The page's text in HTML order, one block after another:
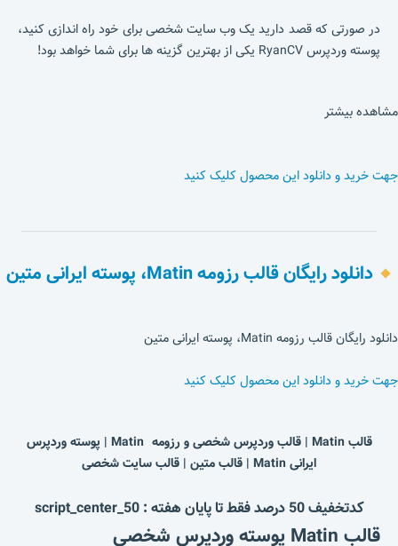
در صورتی که قصد دارید یک وب سایت شخصی برای خود راه اندازی کنید،
پوسته وردپرس RyanCV یکی از بهترین گزینه ها برای شما خواهد بود!
مشاهده بیشتر
جهت خرید و دانلود این محصول کلیک کنید
دانلود رایگان قالب رزومه Matin، پوسته ایرانی متین
دانلود رایگان قالب رزومه Matin، پوسته ایرانی متین
جهت خرید و دانلود این محصول کلیک کنید
قالب Matin | قالب وردپرس شخصی و رزومه Matin | پوسته وردپرس
ایرانی Matin | قالب متین | قالب سایت شخصی
کدتخفیف 50 درصد فقط تا پایان هفته : script_center_50
قالب Matin پوسته وردپرس شخصی